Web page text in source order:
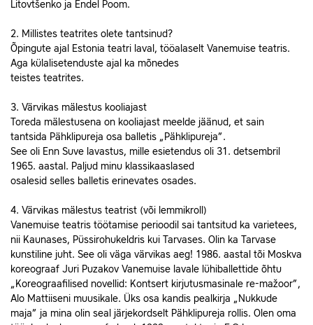
Litovtšenko ja Endel Poom.
2. Millistes teatrites olete tantsinud?
Õpingute ajal Estonia teatri laval, tööalaselt Vanemuise teatris.
Aga külalisetenduste ajal ka mõnedes
teistes teatrites.
3. Värvikas mälestus kooliajast
Toreda mälestusena on kooliajast meelde jäänud, et sain
tantsida Pähklipureja osa balletis „Pähklipureja”.
See oli Enn Suve lavastus, mille esietendus oli 31. detsembril
1965. aastal. Paljud minu klassikaaslased
osalesid selles balletis erinevates osades.
4. Värvikas mälestus teatrist (või lemmikroll)
Vanemuise teatris töötamise perioodil sai tantsitud ka varietees,
nii Kaunases, Püssirohukeldris kui Tarvases. Olin ka Tarvase
kunstiline juht. See oli väga värvikas aeg! 1986. aastal tõi Moskva
koreograaf Juri Puzakov Vanemuise lavale lühiballettide õhtu
„Koreograafilised novellid: Kontsert kirjutusmasinale re-mažoor”,
Alo Mattiiseni muusikale. Üks osa kandis pealkirja „Nukkude
maja” ja mina olin seal järjekordselt Pähklipureja rollis. Olen oma